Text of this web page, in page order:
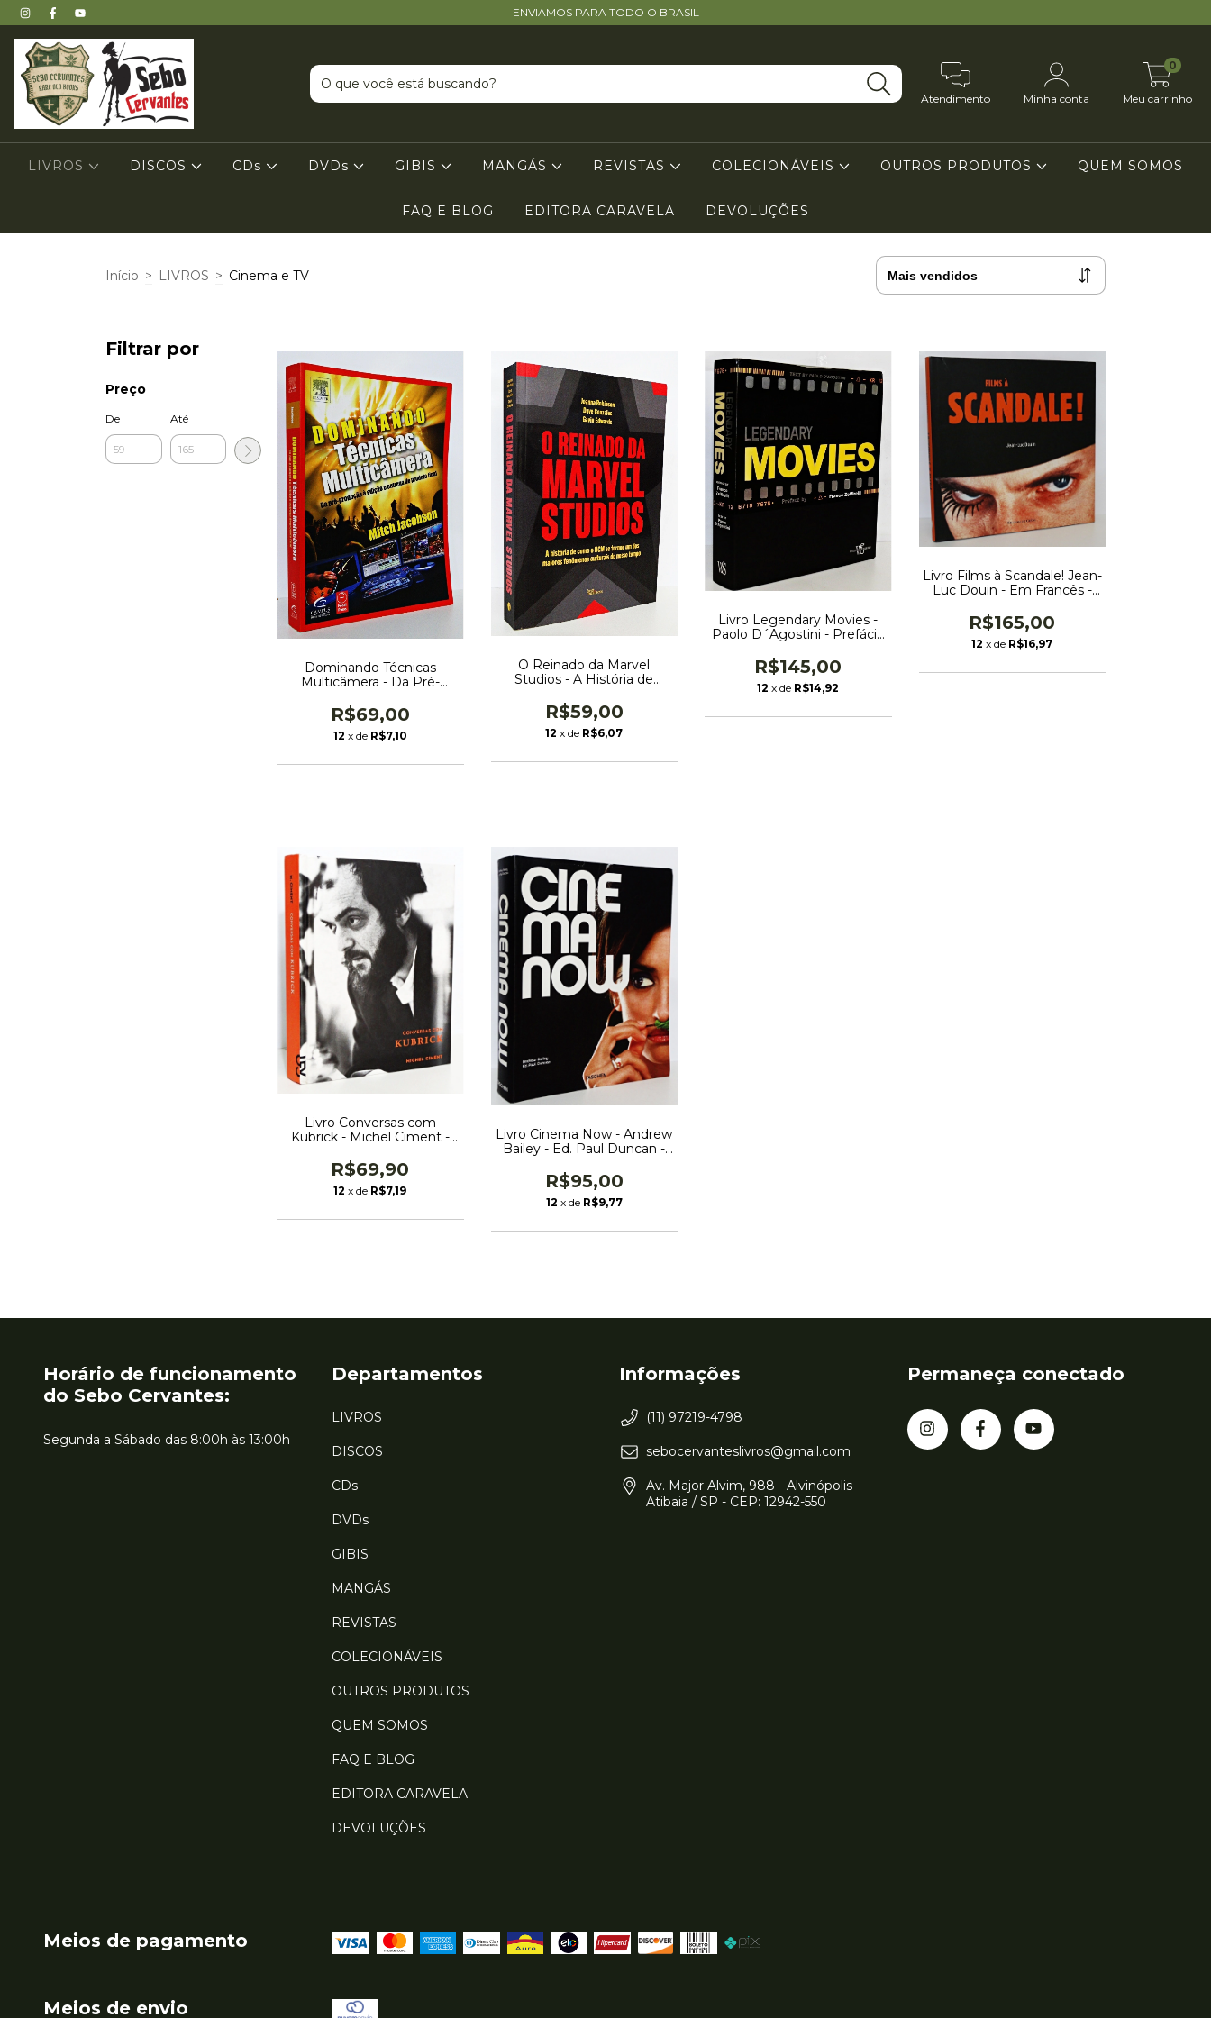
ENVIAMOS PARA TODO O BRASIL
Atendimento Minha conta Meu carrinho
0
LIVROS DISCOS CDs DVDs GIBIS MANGÁS REVISTAS COLECIONÁVEIS OUTROS PRODUTOS QUEM SOMOS
FAQ E BLOG EDITORA CARAVELA DEVOLUÇÕES
Início > LIVROS > Cinema e TV
Filtrar por
Preço
De Até
Dominando Técnicas
Multicâmera - Da Pré-
entrega do produto final -
Mitch Jacobson
R$69,00
12 x de R$7,10
O Reinado da Marvel
Studios - A História de
dos Maiores Fenômenos
Culturais do Nosso Tempo -
Joanna Robinson - Dave
R$59,00
12 x de R$6,07
Livro Legendary Movies -
Paolo D´Agostini - Prefácio
Inglês - Capa Dura
R$145,00
12 x de R$14,92
Livro Films à Scandale! Jean-
Luc Douin - Em Francês -
R$165,00
12 x de R$16,97
Livro Conversas com
Kubrick - Michel Ciment -
Dura
R$69,90
12 x de R$7,19
Livro Cinema Now - Andrew
Bailey - Ed. Paul Duncan -
Trílíngue: Português,
Espanhol e Italiano
R$95,00
12 x de R$9,77
Horário de funcionamento
do Sebo Cervantes:
Segunda a Sábado das 8:00h às 13:00h
Departamentos
LIVROS
DISCOS
CDs
DVDs
GIBIS
MANGÁS
REVISTAS
COLECIONÁVEIS
OUTROS PRODUTOS
QUEM SOMOS
FAQ E BLOG
EDITORA CARAVELA
DEVOLUÇÕES
Informações
(11) 97219-4798
sebocervanteslivros@gmail.com
Av. Major Alvim, 988 - Alvinópolis -
Atibaia / SP - CEP: 12942-550
Permaneça conectado
Meios de pagamento
Meios de envio